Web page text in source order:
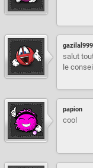
gazilal999
salut
le
papion
cool